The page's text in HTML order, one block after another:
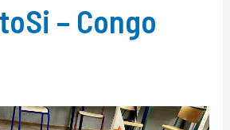
– Congo